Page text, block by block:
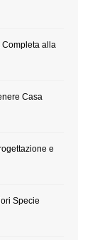
Completa alla
Casa
e
Specie